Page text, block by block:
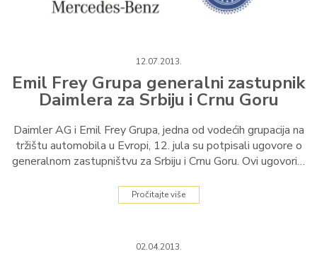
12.07.2013.
Emil Frey Grupa generalni zastupnik
Daimlera za Srbiju i Crnu Goru
Daimler AG i Emil Frey Grupa, jedna od vodećih grupacija na
tržištu automobila u Evropi, 12. jula su potpisali ugovore o
generalnom zastupništvu za Srbiju i Crnu Goru. Ovi ugovori…
Pročitajte više
02.04.2013.